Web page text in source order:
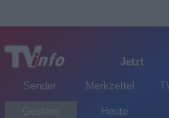
Jetzt
Sender
Merkzettel
Heute